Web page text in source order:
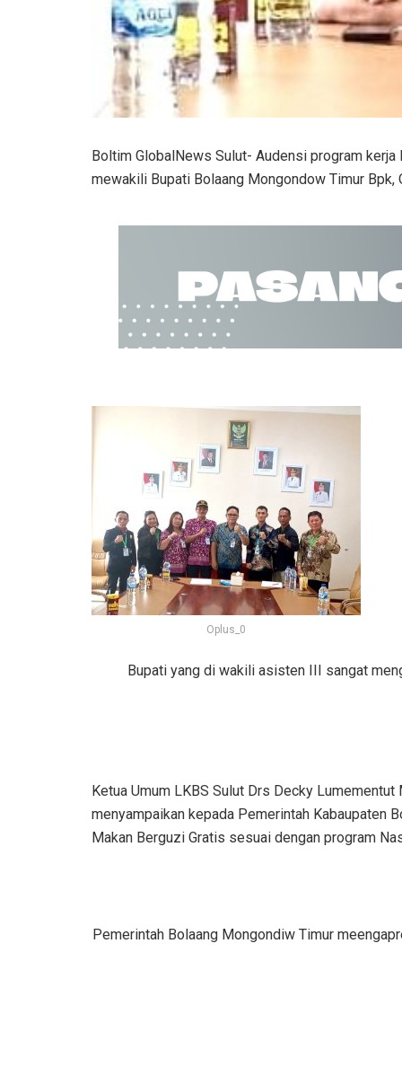
Boltim GlobalNews Sulut- Audensi program
mewakili Bupati Bolaang Mongondow Timur
Oplus_0
Bupati yang di wakili asisten III sangat
Ketua Umum LKBS Sulut Drs Decky
menyampaikan kepada Pemerintah Kabaupaten
Makan Berguzi Gratis sesuai dengan program
Pemerintah Bolaang Mongondiw Timur